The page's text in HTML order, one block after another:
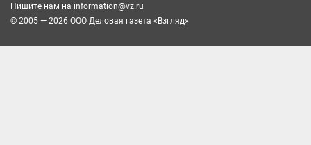
Пишите нам на information@vz.ru
© 2005 — 2026 ООО Деловая газета «Взгляд»